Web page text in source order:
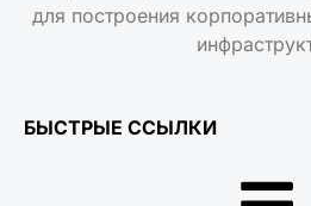
для построения
БЫСТРЫЕ ССЫЛКИ